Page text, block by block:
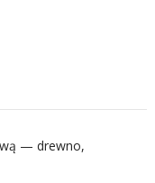
— drewno,